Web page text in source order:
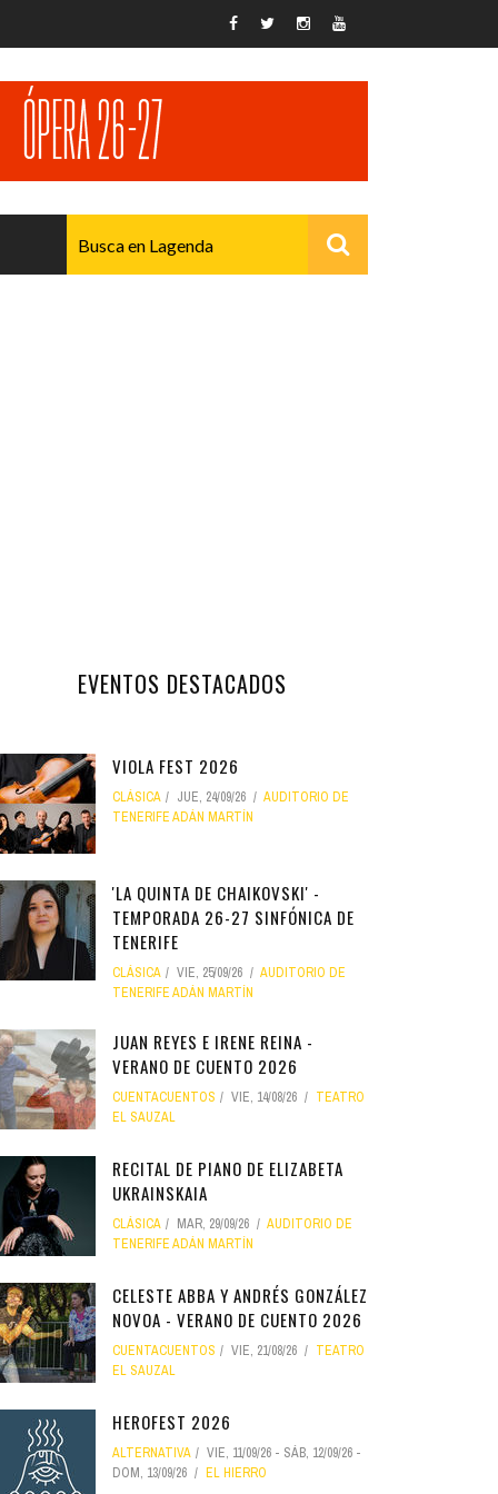
EVENTOS DESTACADOS
VIOLA FEST 2026
CLÁSICA JUE, 24/09/26
AUDITORIO DE
TENERIFE ADÁN MARTÍN
'LA QUINTA DE CHAIKOVSKI' -
TEMPORADA 26-27 SINFÓNICA DE
TENERIFE
CLÁSICA VIE, 25/09/26
AUDITORIO DE
TENERIFE ADÁN MARTÍN
JUAN REYES E IRENE REINA -
VERANO DE CUENTO 2026
CUENTACUENTOS VIE, 14/08/26
TEATRO
EL SAUZAL
RECITAL DE PIANO DE ELIZABETA
UKRAINSKAIA
CLÁSICA MAR, 29/09/26
AUDITORIO DE
TENERIFE ADÁN MARTÍN
CELESTE ABBA Y ANDRÉS GONZÁLEZ
NOVOA - VERANO DE CUENTO 2026
CUENTACUENTOS VIE, 21/08/26
TEATRO
EL SAUZAL
HEROFEST 2026
ALTERNATIVA VIE, 11/09/26 - SÁB, 12/09/26 -
DOM, 13/09/26
EL HIERRO